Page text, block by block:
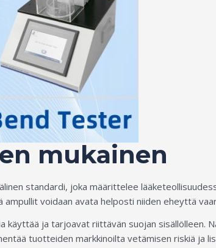
mukainen
standardi, joka määrittelee
voidaan avata helposti niiden eheyttä
ja tarjoavat riittävän suojan sisällölleen.
tuotteiden markkinoilta vetämisen riskiä ja